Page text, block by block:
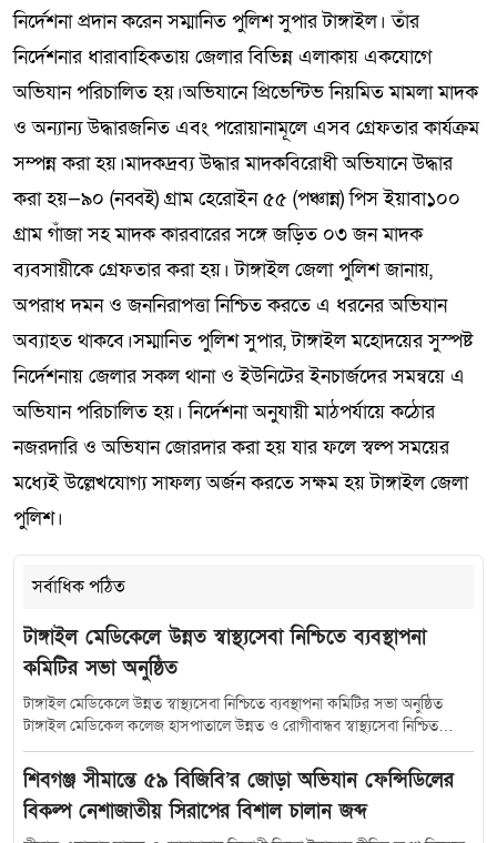
নির্দেশনা প্রদান করেন সম্মানিত পুলিশ সুপার টাঙ্গাইল। তাঁর
নির্দেশনার ধারাবাহিকতায় জেলার বিভিন্ন এলাকায় একযোগে
অভিযান পরিচালিত হয়।অভিযানে প্রিভেন্টিভ নিয়মিত মামলা মাদক
ও অন্যান্য উদ্ধারজনিত এবং পরোয়ানামূলে এসব গ্রেফতার কার্যক্রম
সম্পন্ন করা হয়।মাদকদ্রব্য উদ্ধার মাদকবিরোধী অভিযানে উদ্ধার
করা হয়—৯০ (নব্বই) গ্রাম হেরোইন ৫৫ (পঞ্চান্ন) পিস ইয়াবা১০০
গ্রাম গাঁজা সহ মাদক কারবারের সঙ্গে জড়িত ০৩ জন মাদক
ব্যবসায়ীকে গ্রেফতার করা হয়। টাঙ্গাইল জেলা পুলিশ জানায়,
অপরাধ দমন ও জননিরাপত্তা নিশ্চিত করতে এ ধরনের অভিযান
অব্যাহত থাকবে।সম্মানিত পুলিশ সুপার, টাঙ্গাইল মহোদয়ের সুস্পষ্ট
নির্দেশনায় জেলার সকল থানা ও ইউনিটের ইনচার্জদের সমন্বয়ে এ
অভিযান পরিচালিত হয়। নির্দেশনা অনুযায়ী মাঠপর্যায়ে কঠোর
নজরদারি ও অভিযান জোরদার করা হয় যার ফলে স্বল্প সময়ের
মধ্যেই উল্লেখযোগ্য সাফল্য অর্জন করতে সক্ষম হয় টাঙ্গাইল জেলা
পুলিশ।
সর্বাধিক পঠিত
টাঙ্গাইল মেডিকেলে উন্নত স্বাস্থ্যসেবা নিশ্চিতে ব্যবস্থাপনা
কমিটির সভা অনুষ্ঠিত
টাঙ্গাইল মেডিকেলে উন্নত স্বাস্থ্যসেবা নিশ্চিতে ব্যবস্থাপনা কমিটির সভা অনুষ্ঠিত
টাঙ্গাইল মেডিকেল কলেজ হাসপাতালে উন্নত ও রোগীবান্ধব স্বাস্থ্যসেবা নিশ্চিত
করতে হাসপাতাল ব্যবস্থাপনা কমিটির সমন্বয় সভা অনুষ্ঠিত হয়েছে। শুক্রবার (১০
জুলাই) সকাল সাড়ে ১০টায় হাসপাতালের কনফারেন্স রুমে আয়োজিত এ সভায়
সভাপতিত্ব করেন টাঙ্গাইল-৫ (সদর) আসনের সংসদ সদস্য মৎস্য ও প্রাণিসম্পদ
প্রতিমন্ত্রী এবং হাসপাতাল ব্যবস্থাপনা কমিটির সভাপতি সুলতান সালাউদ্দিন টুকু।
সভায় উপস্থিত ছিলেন স্বাস্থ্যসেবা বিভাগের যুগ্মসচিব মো.মুস্তাফিজুর রহমান জেলা
শিবগঞ্জ সীমান্তে ৫৯ বিজিবি’র জোড়া অভিযান ফেন্সিডিলের
বিকল্প নেশাজাতীয় সিরাপের বিশাল চালান জব্দ